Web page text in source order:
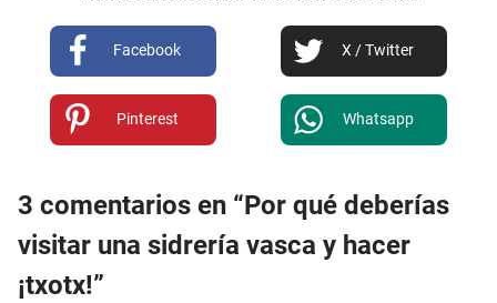
Facebook X / Twitter
Pinterest Whatsapp
3 comentarios en “Por qué deberías
visitar una sidrería vasca y hacer
¡txotx!”